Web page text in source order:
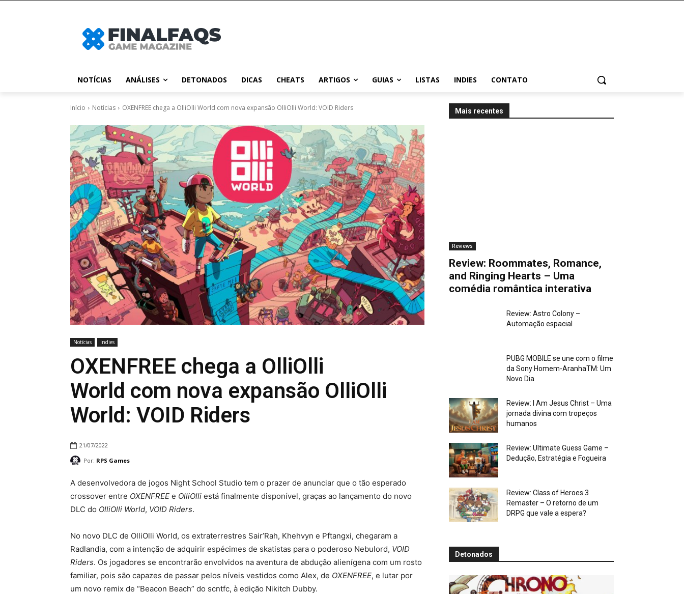
NOTÍCIAS ANÁLISES DETONADOS DICAS CHEATS ARTIGOS GUIAS LISTAS INDIES CONTATO
Início Notícias OXENFREE chega a OlliOlli World com nova expansão OlliOlli World: VOID Riders
Notícias Indies
OXENFREE chega a OlliOlli
World com nova expansão OlliOlli
World: VOID Riders
21/07/2022
Por: RPS Games
A desenvolvedora de jogos Night School Studio tem o prazer de anunciar que o tão esperado
crossover entre OXENFREE e OlliOlli está finalmente disponível, graças ao lançamento do novo
DLC do OlliOlli World, VOID Riders.
No novo DLC de OlliOlli World, os extraterrestres Sair’Rah, Khehvyn e Pftangxi, chegaram a
Radlandia, com a intenção de adquirir espécimes de skatistas para o poderoso Nebulord, VOID
Riders. Os jogadores se encontrarão envolvidos na aventura de abdução alienígena com um rosto
familiar, pois são capazes de passar pelos níveis vestidos como Alex, de OXENFREE, e lutar por
um novo remix de “Beacon Beach” do scntfc, à edição Nikitch Dubby.
Mais recentes
Reviews
Review: Roommates, Romance,
and Ringing Hearts – Uma
comédia romântica interativa
Review: Astro Colony –
Automação espacial
PUBG MOBILE se une com o filme
da Sony Homem-AranhaTM: Um
Novo Dia
Review: I Am Jesus Christ – Uma
jornada divina com tropeços
humanos
Review: Ultimate Guess Game –
Dedução, Estratégia e Fogueira
Review: Class of Heroes 3
Remaster – O retorno de um
DRPG que vale a espera?
Detonados